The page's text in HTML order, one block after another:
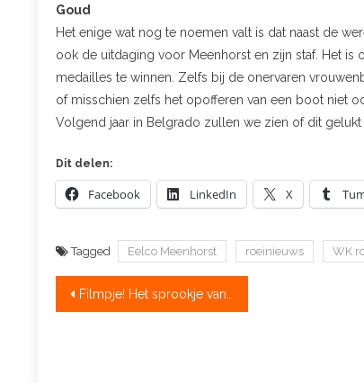
Goud
Het enige wat nog te noemen valt is dat naast de
ook de uitdaging voor Meenhorst en zijn staf. Het
medailles te winnen. Zelfs bij de onervaren
of misschien zelfs het opofferen van een boot niet
Volgend jaar in Belgrado zullen we zien of dit gelukt
Dit delen:
Facebook LinkedIn X
Tagged Eelco Meenhorst roeinieuws WK
Bericht
Filmpje! Het sprookje van een prinses die wereldkampioen werd